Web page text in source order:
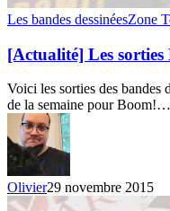
[Actualité]
sorties
BD:
2
décembre
2015
Les bandes dessinéesZone
[Actualité] Les sorties
Voici les sorties des bandes
de la semaine pour Boom!…
Olivier29 novembre 2015